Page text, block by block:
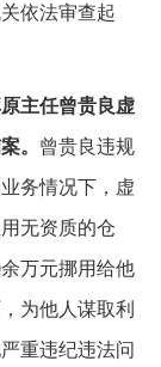
依法审查起
主任曾贵良虚
。 曾贵良违规
务情况下，虚
无资质的仓
万元挪用给他
为他人谋取利
重违纪违法问